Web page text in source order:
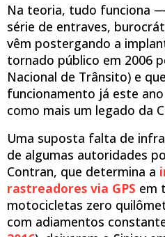
Na teoria, tudo funciona
série de entraves,
vêm postergando a
tornado público em 2006
Nacional de Trânsito) e
funcionamento já este
como mais um legado da
Uma suposta falta de
de algumas autoridades
Contran, que determina a
rastreadores via GPS em
motocicletas zero
com adiamentos